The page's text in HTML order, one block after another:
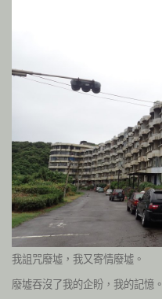
我詛咒廢墟，我又寄情廢墟。
廢墟吞沒了我的企盼，我的記憶。